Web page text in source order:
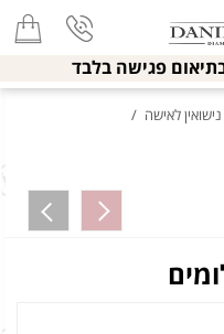
פגישה בלבד
לאישה /